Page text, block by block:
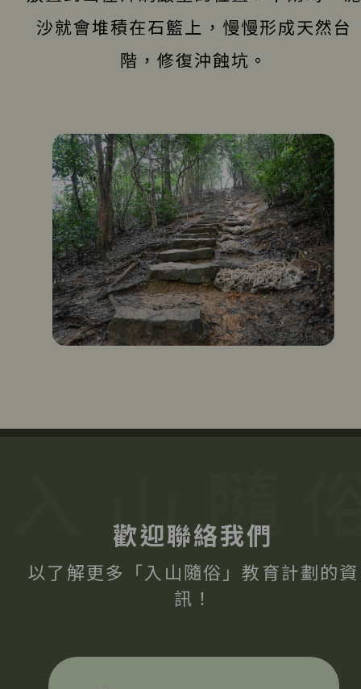
沙就會堆積在石籃上，慢慢形成天然台
階，修復沖蝕坑。
歡迎聯絡我們
以了解更多「入山隨俗」教育計劃的資
訊！